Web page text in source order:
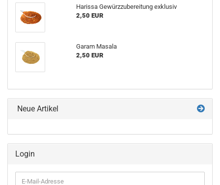
Harissa Gewürzzubereitung exklusiv
2,50 EUR
Garam Masala
2,50 EUR
Neue Artikel
Login
E-